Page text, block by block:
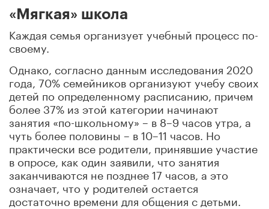
«Мягкая» школа
Каждая семья организует учебный процесс по-
своему.
Однако, согласно данным исследования 2020
года, 70% семейников организуют учебу своих
детей по определенному расписанию, причем
более 37% из этой категории начинают
занятия «по-школьному» – в 8–9 часов утра, а
чуть более половины –в 10–11 часов. Но
практически все родители, принявшие участие
в опросе, как один заявили, что занятия
заканчиваются не позднее 17 часов, а это
означает, что у родителей остается
достаточно времени для общения с детьми.